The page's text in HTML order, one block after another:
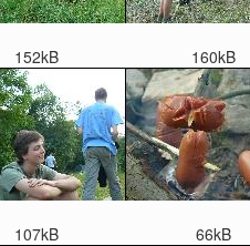
152kB 160kB
107kB 66kB